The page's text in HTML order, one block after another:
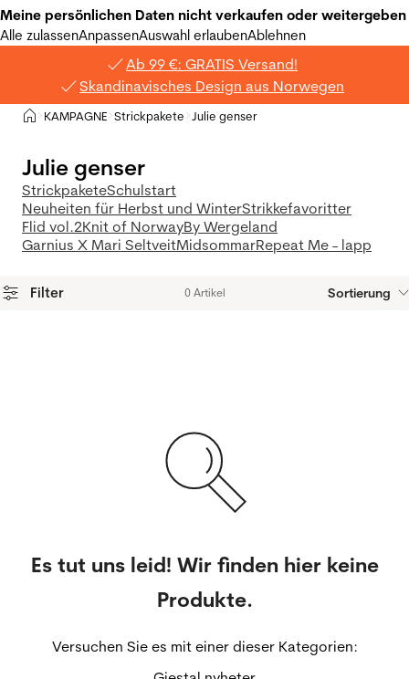
Meine persönlichen Daten nicht verkaufen oder weitergeben
Alle zulassenAnpassenAuswahl erlaubenAblehnen
Ab 99 €: GRATIS Versand!
Skandinavisches Design aus Norwegen
Privat
>KAMPAGNE >Strickpakete Julie genser
Julie genser
StrickpaketeSchulstart
Neuheiten für Herbst und WinterStrikkefavoritter
Flid vol.2Knit of NorwayBy Wergeland
Garnius X Mari SeltveitMidsommarRepeat Me - lapp
Filter 0 Artikel Sortierung
Es tut uns leid! Wir finden hier keine
Produkte.
Versuchen Sie es mit einer dieser Kategorien: